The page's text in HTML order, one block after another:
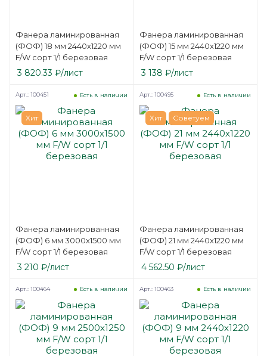
Фанера ламинированная
(ФОФ) 18 мм 2440х1220 мм
F/W сорт 1/1 березовая
3 820.33 ₽/лист
Фанера ламинированная
(ФОФ) 15 мм 2440х1220 мм
F/W сорт 1/1 березовая
3 138 ₽/лист
Хит
Фанера ламинированная
(ФОФ) 6 мм 3000х1500 мм
F/W сорт 1/1 березовая
Есть в наличии
Арт.: 100451
3 210 ₽/лист
Хит Советуем
Фанера ламинированная
(ФОФ) 21 мм 2440х1220 мм
F/W сорт 1/1 березовая
Есть в наличии
Арт.: 100495
4 562.50 ₽/лист
Есть в наличии
Арт.: 100464 Есть в наличии
Арт.: 100463